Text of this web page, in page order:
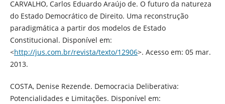
CARVALHO, Carlos Eduardo Araújo de. O futuro da natureza
do Estado Democrático de Direito. Uma reconstrução
paradigmática a partir dos modelos de Estado
Constitucional. Disponível em:
<http://jus.com.br/revista/texto/12906>. Acesso em: 05 mar.
2013.
COSTA, Denise Rezende. Democracia Deliberativa:
Potencialidades e Limitações. Disponível em: